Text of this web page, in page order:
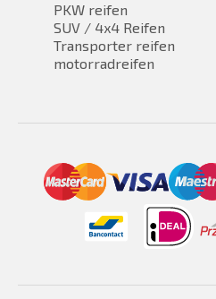
PKW reifen
SUV / 4x4 Reifen
Transporter reifen
motorradreifen